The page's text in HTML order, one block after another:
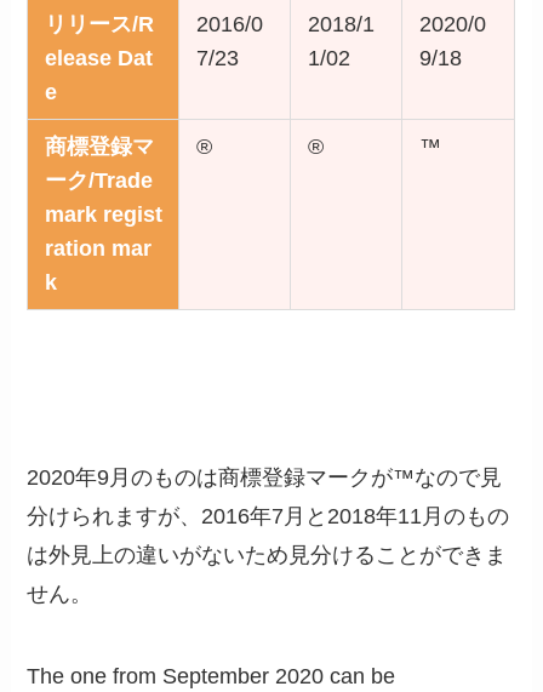
リリース/R
elease Dat
e
2016/0
7/23
2018/1
1/02
2020/0
9/18
商標登録マ
ーク/Trade
mark regist
ration mar
k
® ® ™
2020年9月のものは商標登録マークが™なので見
分けられますが、2016年7月と2018年11月のもの
は外見上の違いがないため見分けることができま
せん。
The one from September 2020 can be